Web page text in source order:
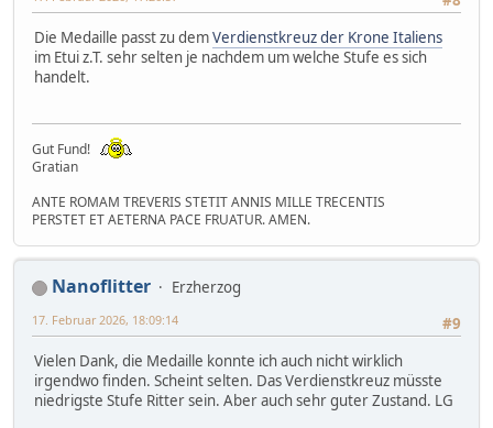
Die Medaille passt zu demVerdienstkreuz der Krone Italiens
im Etui z.T. sehr selten je nachdem um welche Stufe es sich
handelt.
Gut Fund!
Gratian
ANTE ROMAM TREVERIS STETIT ANNIS MILLE TRECENTIS
PERSTET ET AETERNA PACE FRUATUR. AMEN.
Nanoflitter
Erzherzog
#9
17. Februar 2026, 18:09:14
Vielen Dank, die Medaille konnte ich auch nicht wirklich
irgendwo finden. Scheint selten. Das Verdienstkreuz müsste
niedrigste Stufe Ritter sein. Aber auch sehr guter Zustand. LG